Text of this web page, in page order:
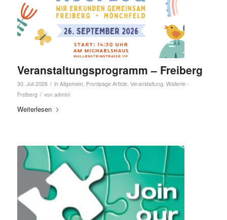
Veranstaltungsprogramm – Freiberg
30. Juli 2026 / in Allgemein Frontpage Article, Veranstaltung Wallerie -
Freiberg / von admini
Weiterlesen